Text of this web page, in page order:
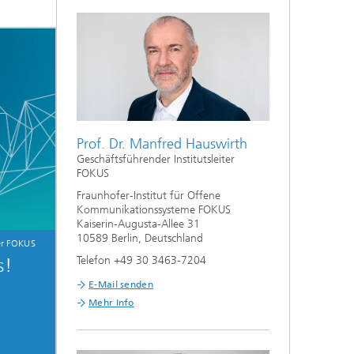
FOKUS
Prof. Dr. Manfred Hauswirth
Geschäftsführender Institutsleiter
FOKUS
Fraunhofer-Institut für Offene
Kommunikationssysteme FOKUS
Kaiserin-Augusta-Allee 31
10589 Berlin, Deutschland
Telefon +49 30 3463-7204
E-Mail senden
Mehr Info